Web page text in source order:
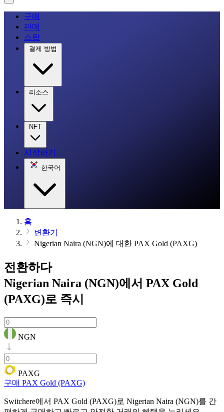
구매
판매
스왑
결제 방법
리소스
NFT
시작하기
한국어
홈
변환기
Nigerian Naira (NGN)에 대한 PAX Gold (PAXG)
전환하다
Nigerian Naira (NGN)에서 PAX Gold
(PAXG)로 즉시
NGN
PAXG
구매 PAX Gold (PAXG)
Switchere에서 PAX Gold (PAXG)로 Nigerian Naira (NGN)를 간